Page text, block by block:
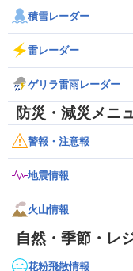
積雪レーダー
雷レーダー
ゲリラ雷雨レーダー
防災・減災メニ
警報・注意報
地震情報
火山情報
自然・季節・レ
花粉飛散情報